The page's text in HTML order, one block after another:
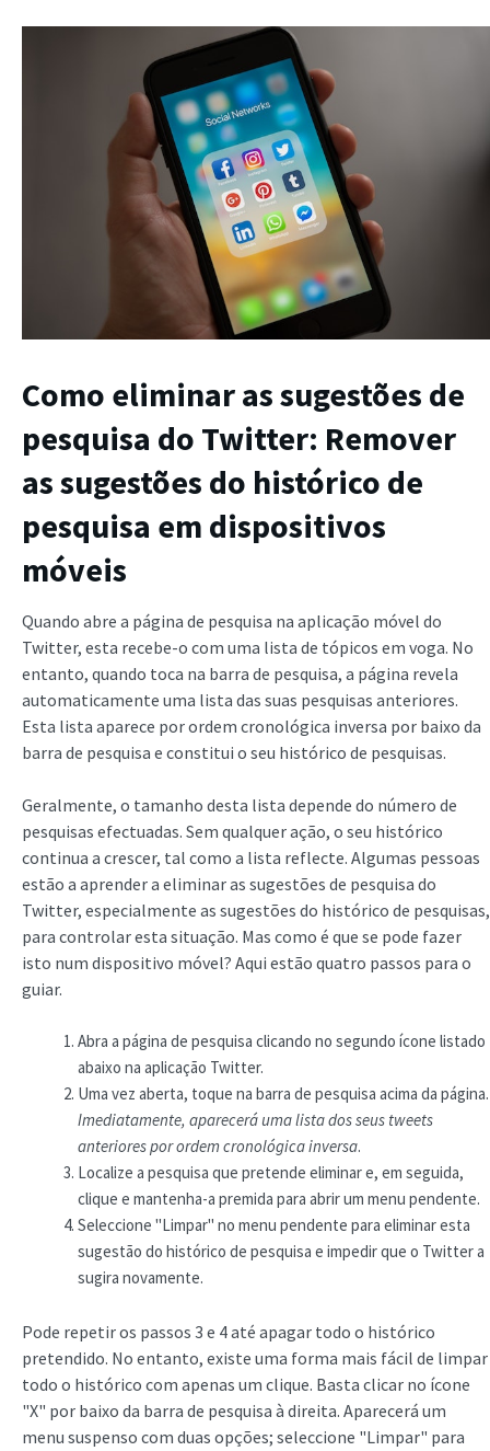
Como eliminar as sugestões de
pesquisa do Twitter: Remover
as sugestões do histórico de
pesquisa em dispositivos
móveis
Quando abre a página de pesquisa na aplicação móvel do
Twitter, esta recebe-o com uma lista de tópicos em voga. No
entanto, quando toca na barra de pesquisa, a página revela
automaticamente uma lista das suas pesquisas anteriores.
Esta lista aparece por ordem cronológica inversa por baixo da
barra de pesquisa e constitui o seu histórico de pesquisas.
Geralmente, o tamanho desta lista depende do número de
pesquisas efectuadas. Sem qualquer ação, o seu histórico
continua a crescer, tal como a lista reflecte. Algumas pessoas
estão a aprender a eliminar as sugestões de pesquisa do
Twitter, especialmente as sugestões do histórico de pesquisas,
para controlar esta situação. Mas como é que se pode fazer
isto num dispositivo móvel? Aqui estão quatro passos para o
guiar.
Abra a página de pesquisa clicando no segundo ícone listado
abaixo na aplicação Twitter.
Uma vez aberta, toque na barra de pesquisa acima da página.
Imediatamente, aparecerá uma lista dos seus tweets
anteriores por ordem cronológica inversa.
Localize a pesquisa que pretende eliminar e, em seguida,
clique e mantenha-a premida para abrir um menu pendente.
Seleccione "Limpar" no menu pendente para eliminar esta
sugestão do histórico de pesquisa e impedir que o Twitter a
sugira novamente.
Pode repetir os passos 3 e 4 até apagar todo o histórico
pretendido. No entanto, existe uma forma mais fácil de limpar
todo o histórico com apenas um clique. Basta clicar no ícone
"X" por baixo da barra de pesquisa à direita. Aparecerá um
menu suspenso com duas opções; seleccione "Limpar" para